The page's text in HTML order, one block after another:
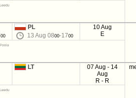
00
PL
13 Aug 0800-1700
10 Aug
E
LT
07 Aug - 14
Aug
R - R